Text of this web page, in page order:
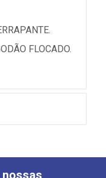
FLOCADO.